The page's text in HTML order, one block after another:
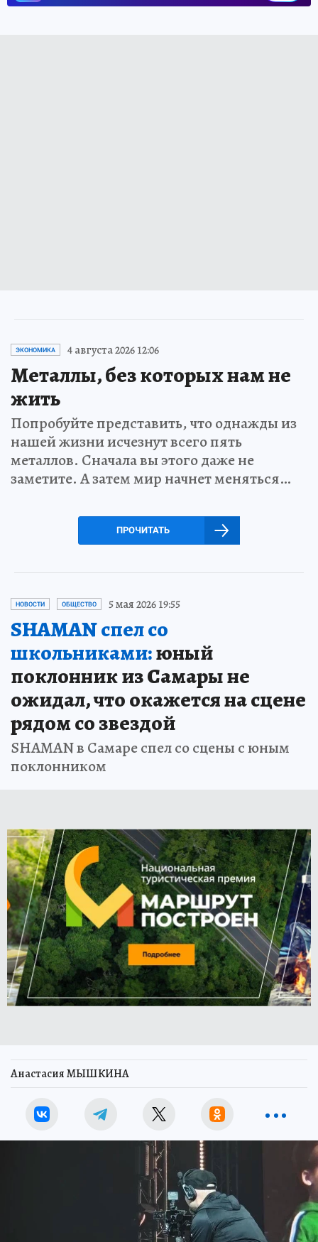
ЭКОНОМИКА 4 августа 2026 12:06
Металлы, без которых нам не
жить
Попробуйте представить, что однажды из
нашей жизни исчезнут всего пять
металлов. Сначала вы этого даже не
заметите. А затем мир начнет меняться…
ПРОЧИТАТЬ
НОВОСТИ ОБЩЕСТВО 5 мая 2026 19:55
SHAMAN спел со
школьниками:юный
поклонник из Самары не
ожидал, что окажется на сцене
рядом со звездой
SHAMAN в Самаре спел со сцены с юным
поклонником
Анастасия МЫШКИНА